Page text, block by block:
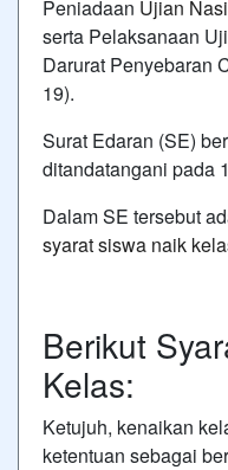
Peniadaan Ujian
serta Pelaksanaan
Darurat Penyebaran
19).
Surat Edaran (SE)
ditandatangani pada
Dalam SE tersebut
syarat siswa naik
Berikut
Kelas:
Ketujuh, kenaikan
ketentuan sebagai